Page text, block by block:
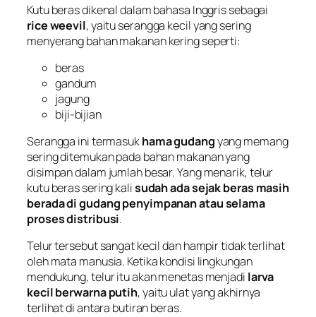
Kutu beras dikenal dalam bahasa Inggris sebagai
rice weevil, yaitu serangga kecil yang sering
menyerang bahan makanan kering seperti:
beras
gandum
jagung
biji-bijian
Serangga ini termasukhama gudangyang memang
sering ditemukan pada bahan makanan yang
disimpan dalam jumlah besar. Yang menarik, telur
kutu beras sering kalisudah ada sejak beras masih
berada di gudang penyimpanan atau selama
proses distribusi.
Telur tersebut sangat kecil dan hampir tidak terlihat
oleh mata manusia. Ketika kondisi lingkungan
mendukung, telur itu akan menetas menjadi larva
kecil berwarna putih, yaitu ulat yang akhirnya
terlihat di antara butiran beras.